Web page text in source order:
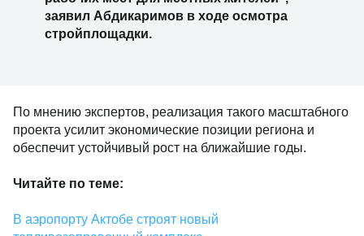
заявил Абдикаримов в ходе осмотра
стройплощадки.
По мнению экспертов, реализация такого масштабного
проекта усилит экономические позиции региона и
обеспечит устойчивый рост на ближайшие годы.
Читайте по теме:
В аэропорту Актобе строят новый